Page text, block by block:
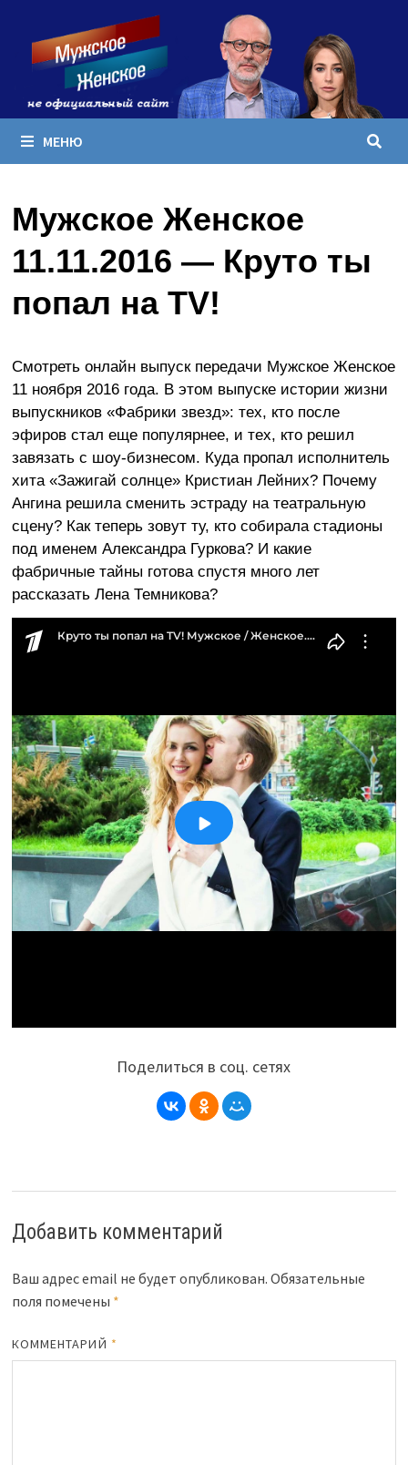
содержимому
МЕНЮ
Мужское Женское
11.11.2016 — Круто ты
попал на TV!
Смотреть онлайн выпуск передачи Мужское Женское
11 ноября 2016 года. В этом выпуске истории жизни
выпускников «Фабрики звезд»: тех, кто после
эфиров стал еще популярнее, и тех, кто решил
завязать с шоу-бизнесом. Куда пропал исполнитель
хита «Зажигай солнце» Кристиан Лейних? Почему
Ангина решила сменить эстраду на театральную
сцену? Как теперь зовут ту, кто собирала стадионы
под именем Александра Гуркова? И какие
фабричные тайны готова спустя много лет
рассказать Лена Темникова?
Поделиться в соц. сетях
Добавить комментарий
Ваш адрес email не будет опубликован. Обязательные
поля помечены *
КОММЕНТАРИЙ *